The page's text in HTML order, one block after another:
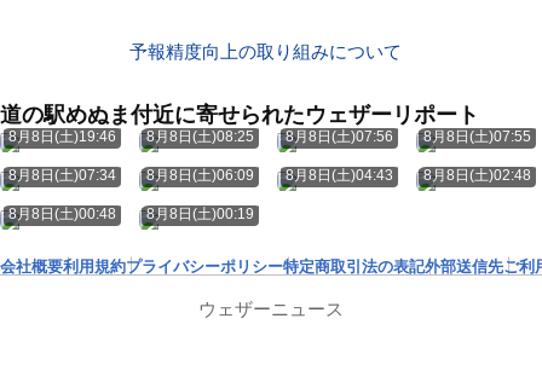
予報精度向上の取り組みについて
道の駅めぬま付近に寄せられたウェザーリポート
8月8日(土)19:46 8月8日(土)08:25 8月8日(土)07:56 8月8日(土)07:55
8月8日(土)07:34 8月8日(土)06:09 8月8日(土)04:43 8月8日(土)02:48
8月8日(土)00:48 8月8日(土)00:19
会社概要利用規約プライバシーポリシー特定商取引法の表記外部送信先ご利
ウェザーニュース